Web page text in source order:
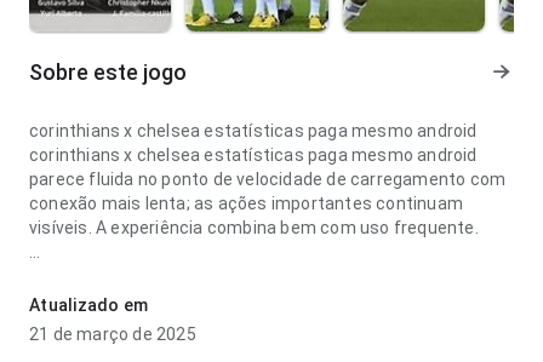
Sobre este jogo
corinthians x chelsea estatísticas paga mesmo android
corinthians x chelsea estatísticas paga mesmo android
parece fluida no ponto de velocidade de carregamento com
conexão mais lenta; as ações importantes continuam
visíveis. A experiência combina bem com uso frequente.
parece consistente no ponto de velocidade de
carregamento ao navegar por várias seções; os rótulos são
fáceis de acompanhar. A página deixa uma impressão limpa
Atualizado em
21 de março de 2025